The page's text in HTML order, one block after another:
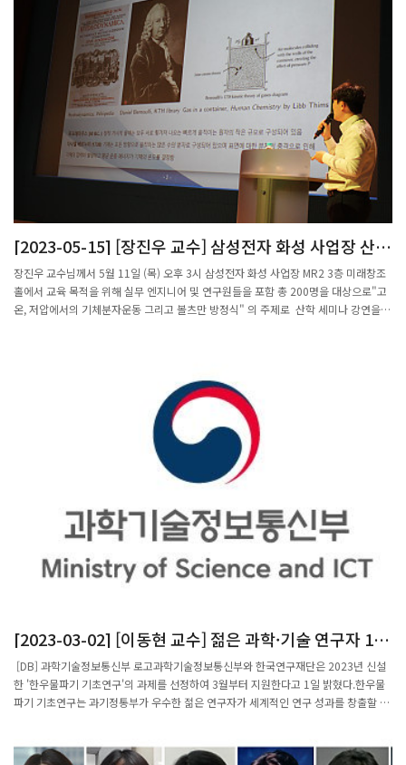
[2023-05-15] [장진우 교수] 삼성전자 화성 사업장 산학
세미나 강연
장진우 교수님께서 5월 11일 (목) 오후 3시 삼성전자 화성 사업장 MR2 3층 미래창조
홀에서 교육 목적을 위해 실무 엔지니어 및 연구원들을 포함 총 200명을 대상으로"고
온, 저압에서의 기체분자운동 그리고 볼츠만 방정식" 의 주제로 산학 세미나 강연을
[2023-03-02] [이동현 교수] 젊은 과학·기술 연구자 15
명, 10년간 장기지원 받는다
[DB] 과학기술정보통신부 로고과학기술정보통신부와 한국연구재단은 2023년 신설
한 '한우물파기 기초연구'의 과제를 선정하여 3월부터 지원한다고 1일 밝혔다.한우물
파기 기초연구는 과기정통부가 우수한 젊은 연구자가 세계적인 연구 성과를 창출할 수
15개를 선정해 연 2억원 내외의 연구비를 총 10년간 지원한다.이번에 선정된 연구자